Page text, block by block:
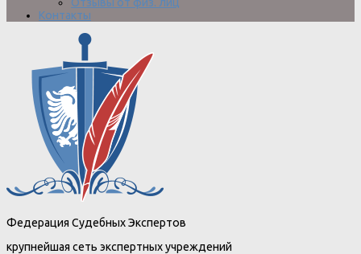
Отзывы от физ. лиц
Контакты
Федерация Судебных Экспертов
крупнейшая сеть экспертных учреждений